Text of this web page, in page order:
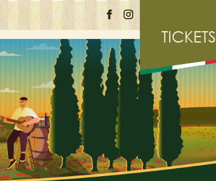
TICKETS